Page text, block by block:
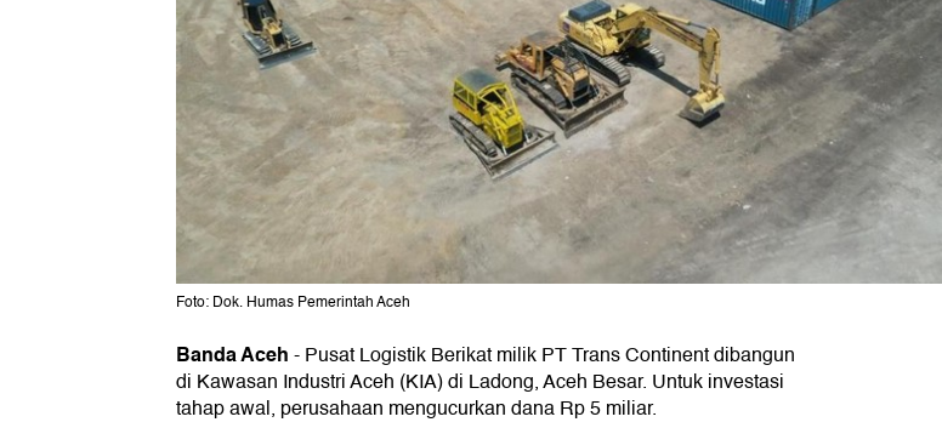
Foto: Dok. Humas Pemerintah Aceh
Banda Aceh-Pusat Logistik Berikat milik PT Trans Continent dibangun
di Kawasan Industri Aceh (KIA) di Ladong, Aceh Besar. Untuk investasi
tahap awal, perusahaan mengucurkan dana Rp 5 miliar.